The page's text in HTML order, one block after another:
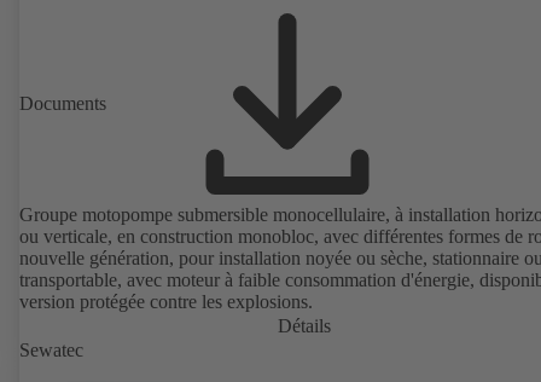
Documents
Groupe motopompe submersible monocellulaire, à installation
ou verticale, en construction monobloc, avec différentes formes de
nouvelle génération, pour installation noyée ou sèche, stationnaire
transportable, avec moteur à faible consommation d'énergie,
version protégée contre les explosions.
Détails
Sewatec